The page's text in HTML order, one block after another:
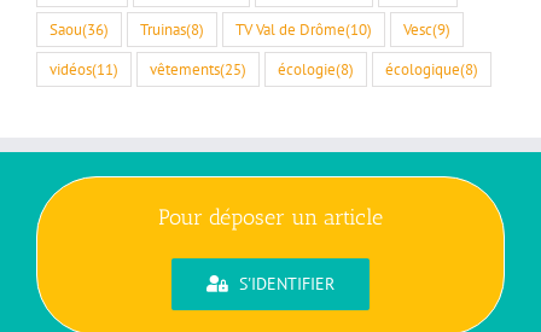
Saou(36) Truinas(8) TV Val de Drôme(10) Vesc(9)
vidéos(11) vêtements(25) écologie(8) écologique(8)
Pour déposer un article
S'IDENTIFIER